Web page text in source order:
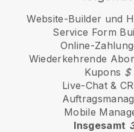
Website-Builder und
Service Form
Online-
Wiederkehrende
Kupons $
Live-Chat &
Mobile
Insgesamt